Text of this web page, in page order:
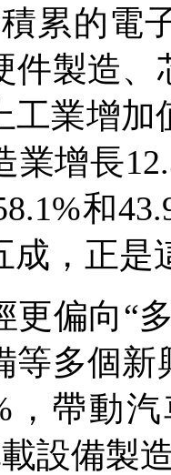
累的電
件製造
工業增加
業增長
和
成，正是
偏向“多
等多個
，帶動
設備製